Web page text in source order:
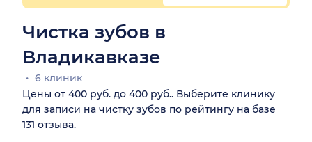
Чистка зубов в
Владикавказе
6 клиник
Цены от 400 руб. до 400 руб.. Выберите клинику
для записи на чистку зубов по рейтингу на базе
131 отзыва.